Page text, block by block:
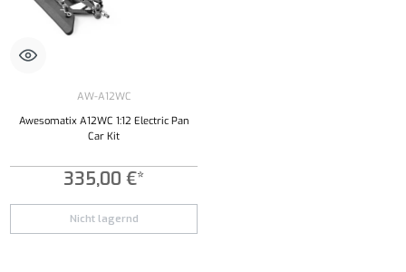
AW-A12WC
Awesomatix A12WC 1:12 Electric Pan
Car Kit
335,00 €*
Nicht lagernd